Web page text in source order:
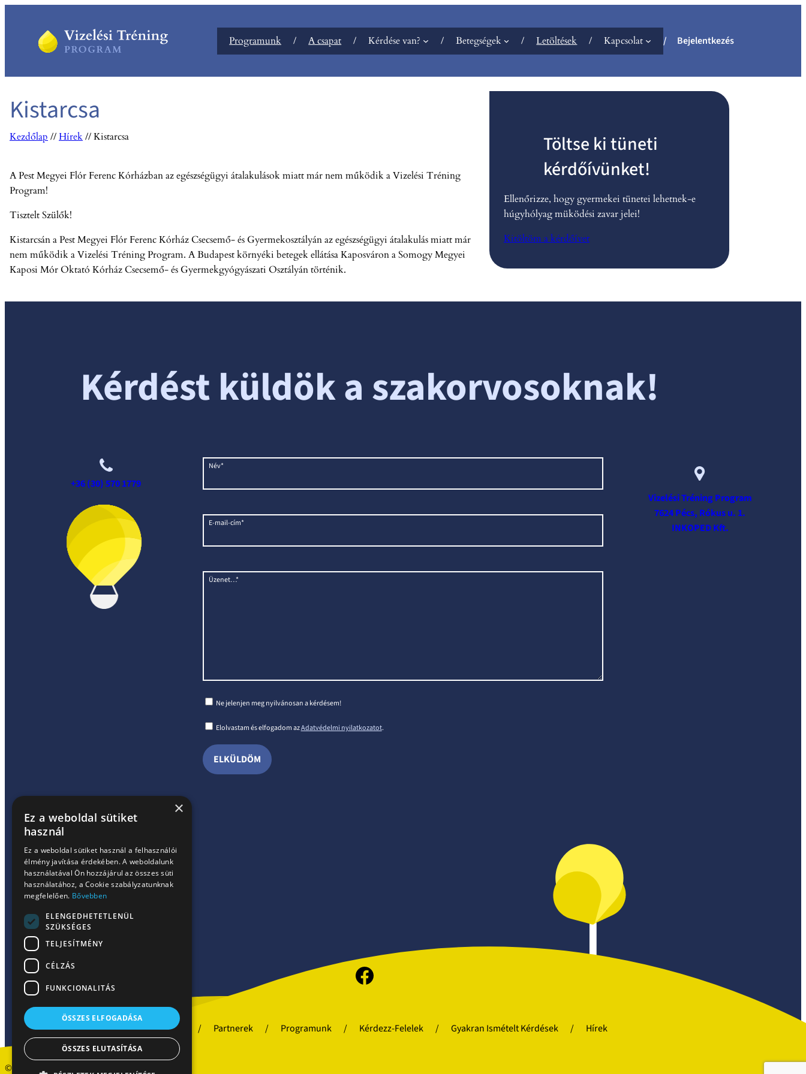
tartalomhoz
Programunk A csapat Kérdése van? Betegségek Letöltések Kapcsolat Bejelentkezés
Kistarcsa
Kezdőlap //Hírek//Kistarcsa
A Pest Megyei Flór Ferenc Kórházban az egészségügyi átalakulások miatt már nem működik a Vizelési Tréning
Program!
Tisztelt Szülők!
Kistarcsán a Pest Megyei Flór Ferenc Kórház Csecsemő- és Gyermekosztályán az egészségügyi átalakulás miatt már
nem működik a Vizelési Tréning Program. A Budapest környéki betegek ellátása Kaposváron a Somogy Megyei
Kaposi Mór Oktató Kórház Csecsemő- és Gyermekgyógyászati Osztályán történik.
Töltse ki tüneti
kérdőívünket!
Ellenőrizze, hogy gyermekei tünetei lehetnek-e
húgyhólyag müködési zavar jelei!
Kitöltöm a kérdőívet
Kérdést küldök a szakorvosoknak!
+36 (30) 570 1779
Név*
E-mail-cím*
Üzenet…*
Ne jelenjen meg nyilvánosan a kérdésem!
Elolvastam és elfogadom azAdatvédelmi nyilatkozatot.
Vizelési Tréning Program
7624 Pécs, Rókus u. 1.
INKOPED Kft.
Facebook
Szakrendelések Partnerek Programunk Kérdezz-Felelek Gyakran Ismételt Kérdések Hírek
© Minden jog fenntartva!
×
Ez a weboldal sütiket
használ
Ez a weboldal sütiket használ a felhasználói
élmény javítása érdekében. A weboldalunk
használatával Ön hozzájárul az összes süti
használatához, a Cookie szabályzatunknak
megfelelően. Bővebben
ELENGEDHETETLENÜL
SZÜKSÉGES
TELJESÍTMÉNY
CÉLZÁS
FUNKCIONALITÁS
ÖSSZES ELFOGADÁSA
ÖSSZES ELUTASÍTÁSA